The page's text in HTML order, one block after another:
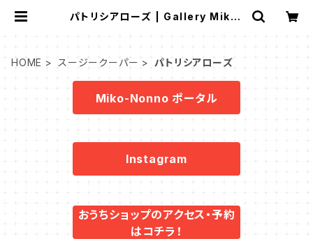
パトリシアローズ | Gallery Miko-
HOME
スージークーパー パトリシアローズ
Miko-Nonno ポータル
Instagram
おうちショップのアクセス・予約
はコチラ！